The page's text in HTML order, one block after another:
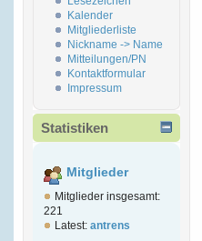
Kalender
Mitgliederliste
Nickname -> Name
Mitteilungen/PN
Kontaktformular
Impressum
Statistiken
Mitglieder
Mitglieder insgesamt:
221
Latest: antrens